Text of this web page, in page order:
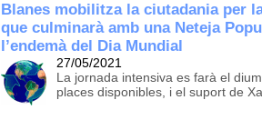
Blanes mobilitza la ciutadania per
que culminarà amb una Neteja
l’endemà del Dia Mundial
27/05/2021
La jornada intensiva es farà el
places disponibles, i el suport de